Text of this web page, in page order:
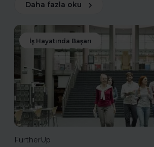
Daha fazla oku
İş Hayatında Başarı
FurtherUp